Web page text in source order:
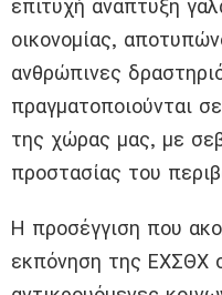
επιτυχή ανάπτυξη
οικονομίας,
ανθρώπινες
πραγματοποιούνται
της χώρας μας, με
προστασίας του
Η προσέγγιση που
εκπόνηση της ΕΧΣΘΧ